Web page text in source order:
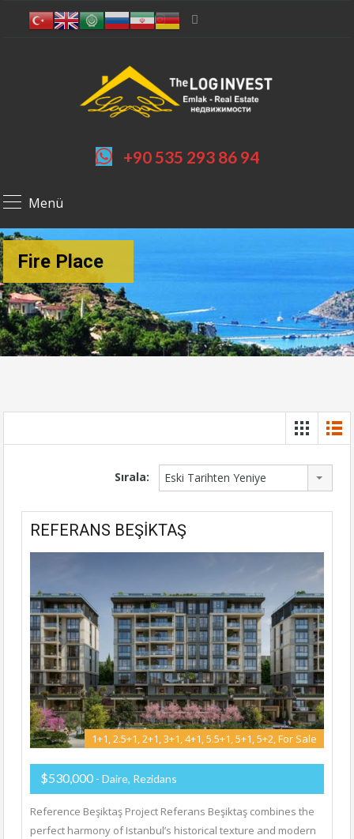
+90 535 293 86 94
Menü
Fire Place
Sırala: Eski Tarihten Yeniye
REFERANS BEŞİKTAŞ
1+1, 2.5+1, 2+1, 3+1, 4+1, 5.5+1, 5+1, 5+2, For Sale
$530,000 - Daire, Rezidans
Reference Beşiktaş Project Referans Beşiktaş combines the
perfect harmony of Istanbul’s historical texture and modern